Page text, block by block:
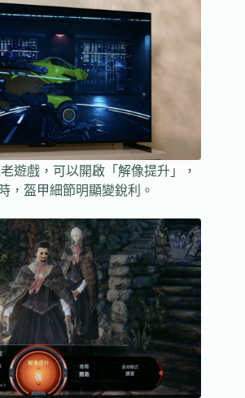
遊戲，可以開啟「解像提升」，
，盔甲細節明顯變銳利。